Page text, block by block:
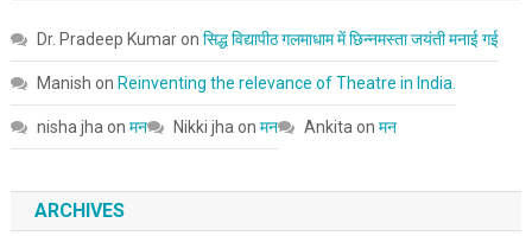
Dr. Pradeep Kumaron सिद्ध विद्यापीठ गलमाधाम में छिन्नमस्ता जयंती मनाई गई
Manish on Reinventing the relevance of Theatre in India.
nisha jha on मन Nikki jha on मन Ankita on मन
ARCHIVES